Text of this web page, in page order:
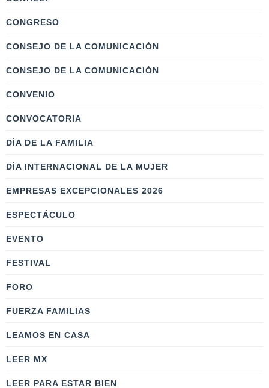
CONGRESO
CONSEJO DE LA COMUNICACIÓN
CONSEJO DE LA COMUNICACIÓN
CONVENIO
CONVOCATORIA
DÍA DE LA FAMILIA
DÍA INTERNACIONAL DE LA MUJER
EMPRESAS EXCEPCIONALES 2026
ESPECTÁCULO
EVENTO
FESTIVAL
FORO
FUERZA FAMILIAS
LEAMOS EN CASA
LEER MX
LEER PARA ESTAR BIEN